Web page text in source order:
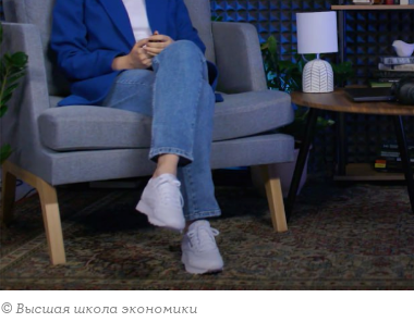
© Высшая школа экономики